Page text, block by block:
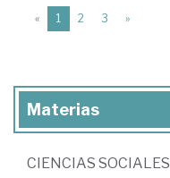
« 1 (current)
2 3 »
Materias
CIENCIAS SOCIALES